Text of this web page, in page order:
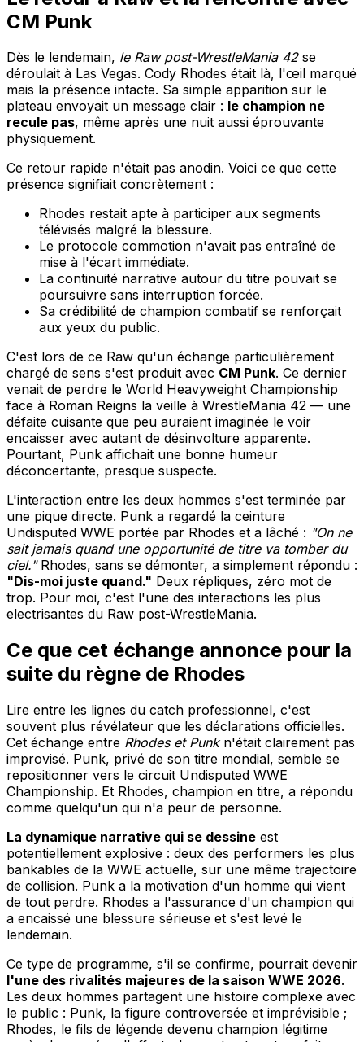
CM Punk
Dès le lendemain, le Raw post-WrestleMania 42se
déroulait à Las Vegas. Cody Rhodes était là, l'œil marqué
mais la présence intacte. Sa simple apparition sur le
plateau envoyait un message clair : le champion ne
recule pas, même après une nuit aussi éprouvante
physiquement.
Ce retour rapide n'était pas anodin. Voici ce que cette
présence signifiait concrètement :
Rhodes restait apte à participer aux segments
télévisés malgré la blessure.
Le protocole commotion n'avait pas entraîné de
mise à l'écart immédiate.
La continuité narrative autour du titre pouvait se
poursuivre sans interruption forcée.
Sa crédibilité de champion combatif se renforçait
aux yeux du public.
C'est lors de ce Raw qu'un échange particulièrement
chargé de sens s'est produit avec CM Punk. Ce dernier
venait de perdre le World Heavyweight Championship
face à Roman Reigns la veille à WrestleMania 42 — une
défaite cuisante que peu auraient imaginée le voir
encaisser avec autant de désinvolture apparente.
Pourtant, Punk affichait une bonne humeur
déconcertante, presque suspecte.
L'interaction entre les deux hommes s'est terminée par
une pique directe. Punk a regardé la ceinture
Undisputed WWE portée par Rhodes et a lâché : "On ne
sait jamais quand une opportunité de titre va tomber du
ciel."Rhodes, sans se démonter, a simplement répondu :
"Dis-moi juste quand." Deux répliques, zéro mot de
trop. Pour moi, c'est l'une des interactions les plus
electrisantes du Raw post-WrestleMania.
Ce que cet échange annonce pour la
suite du règne de Rhodes
Lire entre les lignes du catch professionnel, c'est
souvent plus révélateur que les déclarations officielles.
Cet échange entre Rhodes et Punkn'était clairement pas
improvisé. Punk, privé de son titre mondial, semble se
repositionner vers le circuit Undisputed WWE
Championship. Et Rhodes, champion en titre, a répondu
comme quelqu'un qui n'a peur de personne.
La dynamique narrative qui se dessine est
potentiellement explosive : deux des performers les plus
bankables de la WWE actuelle, sur une même trajectoire
de collision. Punk a la motivation d'un homme qui vient
de tout perdre. Rhodes a l'assurance d'un champion qui
a encaissé une blessure sérieuse et s'est levé le
lendemain.
Ce type de programme, s'il se confirme, pourrait devenir
l'une des rivalités majeures de la saison WWE 2026.
Les deux hommes partagent une histoire complexe avec
le public : Punk, la figure controversée et imprévisible ;
Rhodes, le fils de légende devenu champion légitime